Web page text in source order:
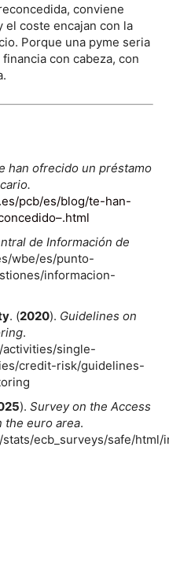
conviene
coste encajan con la
Porque una pyme seria
con cabeza, con
han ofrecido un préstamo
pcb/es/blog/te-han-
de Información de
wbe/es/punto-
informacion-
. (2020). Guidelines on
.
activities/single-
credit-risk/guidelines-
). Survey on the Access
the euro area.
ecb_surveys/safe/html/